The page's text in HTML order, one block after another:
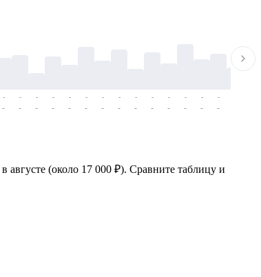
-
-
-
-
-
-
-
-
-
-
-
-
-
-
-
-
-
-
-
-
-
-
-
-
-
-
-
-
(около 17 000 ₽). Сравните таблицу и